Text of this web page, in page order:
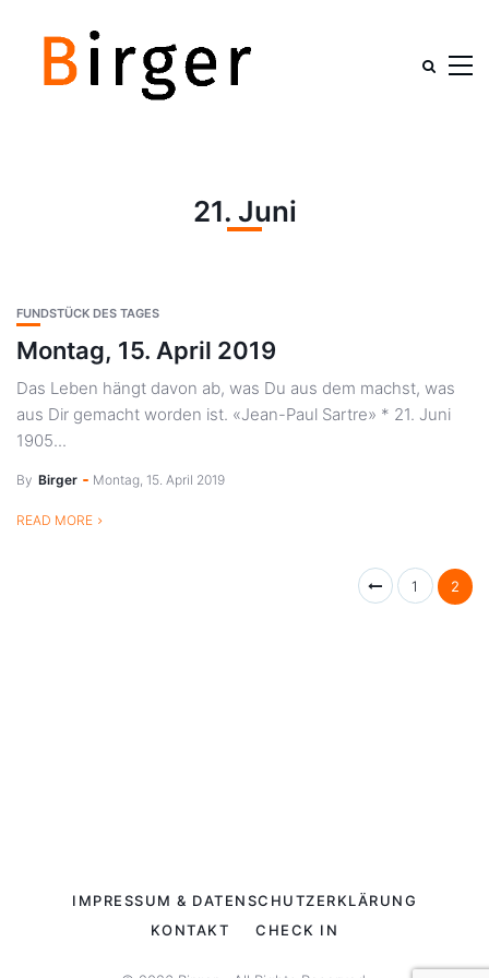
21. Juni
FUNDSTÜCK DES TAGES
Montag, 15. April 2019
Das Leben hängt davon ab, was Du aus dem machst, was
aus Dir gemacht worden ist. «Jean-Paul Sartre» * 21. Juni
1905...
By Birger Montag, 15. April 2019
READ MORE
1 2
IMPRESSUM & DATENSCHUTZERKLÄRUNG
KONTAKT
CHECK IN